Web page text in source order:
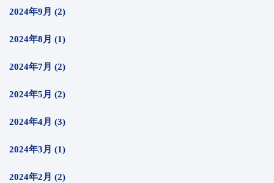
2024年9月 (2)
2024年8月 (1)
2024年7月 (2)
2024年5月 (2)
2024年4月 (3)
2024年3月 (1)
2024年2月 (2)